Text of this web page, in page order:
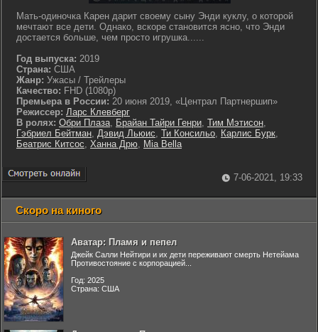
Мать-одиночка Карен дарит своему сыну Энди куклу, о которой
мечтают все дети. Однако, вскоре становится ясно, что Энди
достается больше, чем просто игрушка......
Год выпуска: 2019
Страна: США
Жанр: Ужасы / Трейлеры
Качество: FHD (1080p)
Премьера в России: 20 июня 2019, «Централ Партнершип»
Режиссер: Ларс Клевберг
В ролях: Обри Плаза, Брайан Тайри Генри, Тим Мэтисон,
Гэбриел Бейтман, Дэвид Льюис, Ти Консильо, Карлис Бурк,
Беатрис Китсос, Ханна Дрю, Mia Bella
7-06-2021, 19:33
Скоро на киного
Аватар: Пламя и пепел
Джейк Салли Нейтири и их дети переживают смерть Нетейама
Противостояние с корпорацией...
Год: 2025
Страна: США